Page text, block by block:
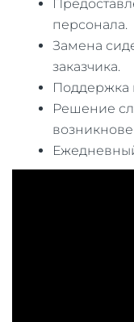
персонала.
Замена
заказчика.
Поддержка
Решение